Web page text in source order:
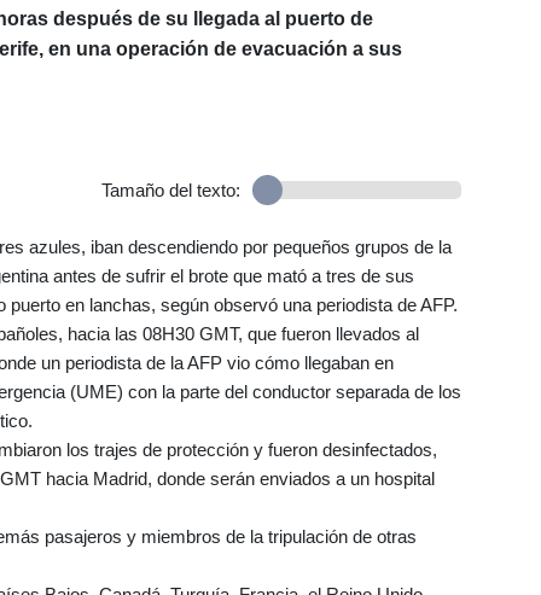
después de su llegada al puerto de
en una operación de evacuación a sus
Tamaño del texto:
azules, iban descendiendo por pequeños grupos de la
antes de sufrir el brote que mató a tres de sus
en lanchas, según observó una periodista de AFP.
hacia las 08H30 GMT, que fueron llevados al
un periodista de la AFP vio cómo llegaban en
(UME) con la parte del conductor separada de los
los trajes de protección y fueron desinfectados,
hacia Madrid, donde serán enviados a un hospital
pasajeros y miembros de la tripulación de otras